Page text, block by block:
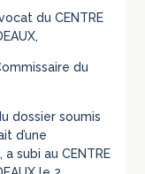
du CENTRE
du
dossier soumis
d’une
subi au CENTRE